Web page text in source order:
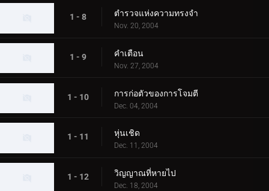
1 - 8 ตำรวจแห่งความทรงจำ
Nov. 20, 2004
1 - 9 คำเตือน
Nov. 27, 2004
1 - 10 การก่อตัวของการโจมตี
Dec. 04, 2004
1 - 11 หุ่นเชิด
Dec. 11, 2004
1 - 12 วิญญาณที่หายไป
Dec. 18, 2004